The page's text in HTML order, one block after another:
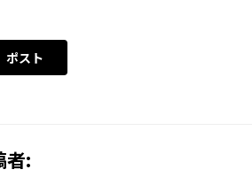
ポスト
者: